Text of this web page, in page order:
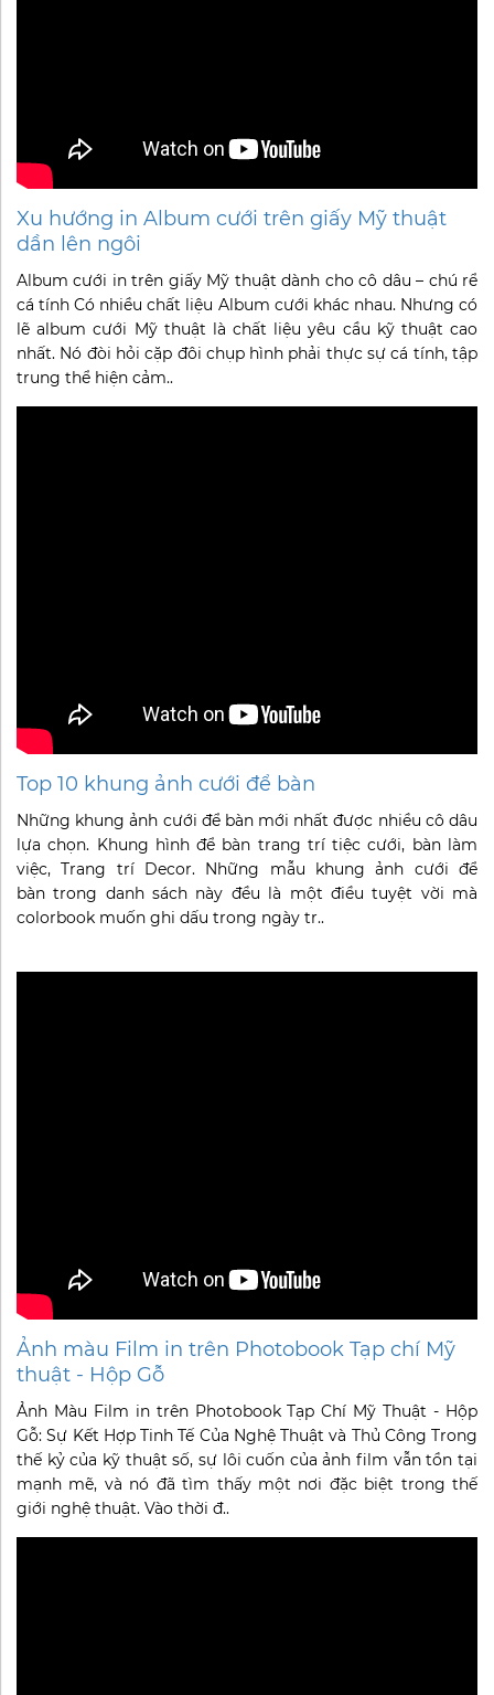
Xu hướng in Album cưới trên giấy Mỹ thuật
dần lên ngôi
Album cưới in trên giấy Mỹ thuật dành cho cô dâu – chú rể
cá tính Có nhiều chất liệu Album cưới khác nhau. Nhưng có
lẽ album cưới Mỹ thuật là chất liệu yêu cầu kỹ thuật cao
nhất. Nó đòi hỏi cặp đôi chụp hình phải thực sự cá tính, tập
trung thể hiện cảm..
Top 10 khung ảnh cưới để bàn
Những khung ảnh cưới để bàn mới nhất được nhiều cô dâu
lựa chọn. Khung hình để bàn trang trí tiệc cưới, bàn làm
việc, Trang trí Decor. Những mẫu khung ảnh cưới để
bàn trong danh sách này đều là một điều tuyệt vời mà
colorbook muốn ghi dấu trong ngày tr..
Ảnh màu Film in trên Photobook Tạp chí Mỹ
thuật - Hộp Gỗ
Ảnh Màu Film in trên Photobook Tạp Chí Mỹ Thuật - Hộp
Gỗ: Sự Kết Hợp Tinh Tế Của Nghệ Thuật và Thủ Công Trong
thế kỷ của kỹ thuật số, sự lôi cuốn của ảnh film vẫn tồn tại
mạnh mẽ, và nó đã tìm thấy một nơi đặc biệt trong thế
giới nghệ thuật. Vào thời đ..